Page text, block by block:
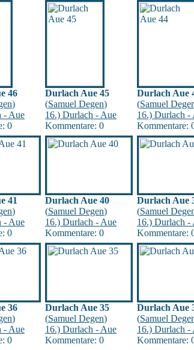
46
)
- Aue
0
Durlach Aue 45
(Samuel Degen)
16.) Durlach - Aue
Kommentare: 0
Durlach Aue
(Samuel
16.) Durlach -
Kommentare:
41
)
- Aue
0
Durlach Aue 40
(Samuel Degen)
16.) Durlach - Aue
Kommentare: 0
Durlach Aue
(Samuel
16.) Durlach -
Kommentare:
36
)
- Aue
0
Durlach Aue 35
(Samuel Degen)
16.) Durlach - Aue
Kommentare: 0
Durlach Aue
(Samuel
16.) Durlach -
Kommentare: